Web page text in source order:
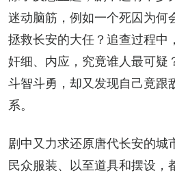
迷动脑筋，例如一个死囚为何
拯救长安的大任？追查过程中
奸细、内应，究竟谁人最可疑
斗智斗勇，却又发现自己竟跟
系。
剧中又力求还原唐代长安的城
民众服装、以至道具和摆设，